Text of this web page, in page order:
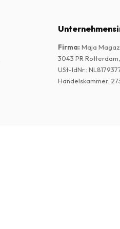
Firma: Maja
3043 PR
USt-IdNr.:
Handelskammer: